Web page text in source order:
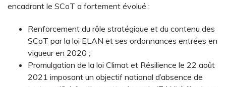
encadrant le SCoT a fortement évolué :
Renforcement du rôle stratégique et du contenu des
SCoT par la loi ELAN et ses ordonnances entrées en
vigueur en 2020 ;
Promulgation de la loi Climat et Résilience le 22 août
2021 imposant un objectif national d’absence de